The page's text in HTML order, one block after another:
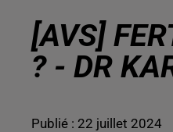
[AVS]
? - DR
Publié : 22 juillet 2024